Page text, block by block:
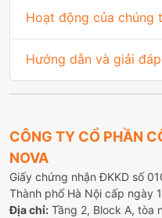
Hoạt động của chúng
Hướng dẫn và giải đáp
CÔNG TY CỔ PHẦN
NOVA
Giấy chứng nhận ĐKKD số
Thành phố Hà Nội cấp ngày
Địa chỉ: Tầng 2, Block A, tòa